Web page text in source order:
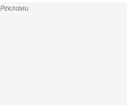
Реклами